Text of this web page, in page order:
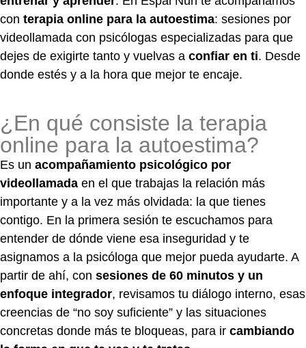
con terapia online para la autoestima: sesiones por
videollamada con psicólogas especializadas para que
dejes de exigirte tanto y vuelvas a confiar en ti. Desde
donde estés y a la hora que mejor te encaje.
¿En qué consiste la terapia
online para la autoestima?
Es un acompañamiento psicológico por
videollamada en el que trabajas la relación más
importante y a la vez más olvidada: la que tienes
contigo. En la primera sesión te escuchamos para
entender de dónde viene esa inseguridad y te
asignamos a la psicóloga que mejor pueda ayudarte. A
partir de ahí, con sesiones de 60 minutos y un
enfoque integrador, revisamos tu diálogo interno, esas
creencias de “no soy suficiente” y las situaciones
concretas donde más te bloqueas, para ir cambiando